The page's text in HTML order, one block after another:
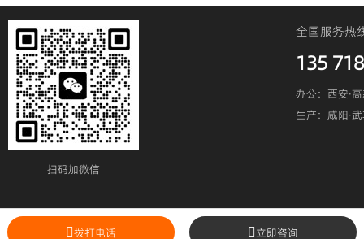
扫码加微信​
全国服务热
135
办公：西安·
生产：咸阳·
陕ICP备19023295号 陕公网安备
拨打电话 立即咨询